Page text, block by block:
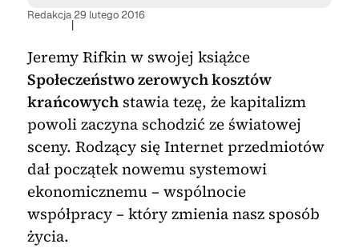
Redakcja29 lutego 2016
Jeremy Rifkin w swojej książce
Społeczeństwo zerowych kosztów
krańcowychstawia tezę, że kapitalizm
powoli zaczyna schodzić ze światowej
sceny. Rodzący się Internet przedmiotów
dał początek nowemu systemowi
ekonomicznemu – wspólnocie
współpracy – który zmienia nasz sposób
życia.